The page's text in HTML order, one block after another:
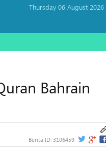
Thursday 06 August 2026 ,
Bahrain
Berita ID: 3106459